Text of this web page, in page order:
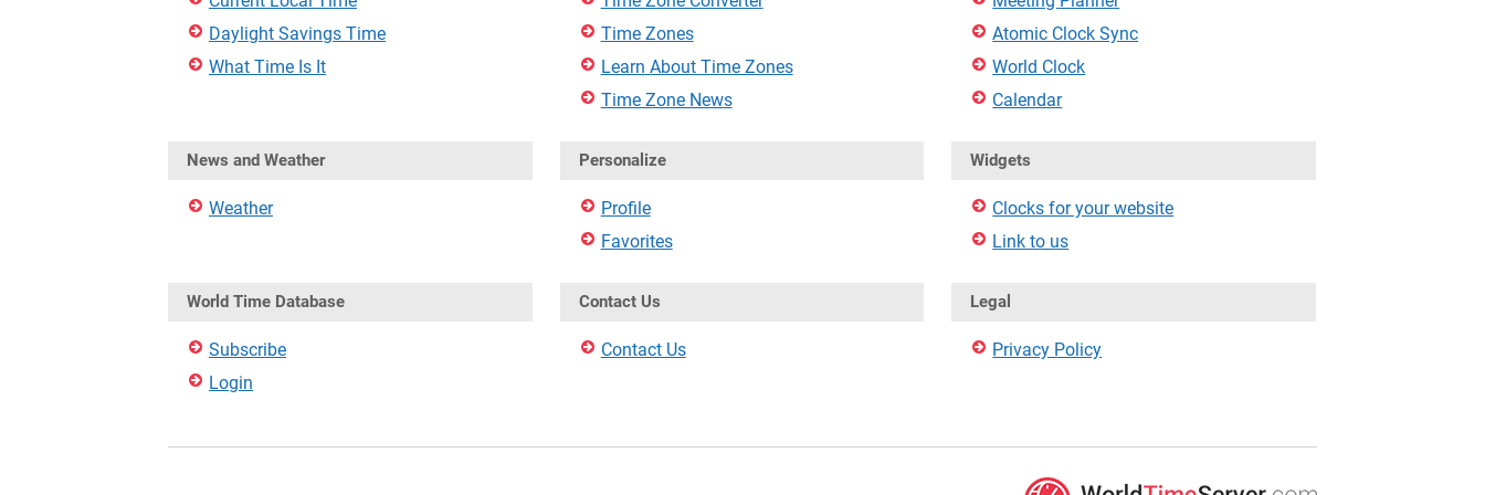
Daylight Savings Time
What Time Is It
Time Zones
Learn About Time Zones
Time Zone News
Atomic Clock Sync
World Clock
Calendar
News and Weather
Weather
Personalize
Profile
Favorites
Widgets
Clocks for your website
Link to us
World Time Database
Subscribe
Login
Contact Us
Contact Us
Legal
Privacy Policy